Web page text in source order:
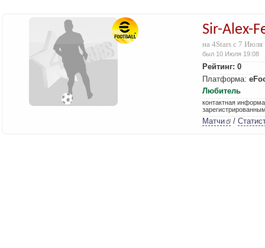
Sir-Alex-
на 4Stars с 7 Июля
был 10 Июля 19:08
Рейтинг: 0
Платформа:
Любитель
контактная
Матчи /